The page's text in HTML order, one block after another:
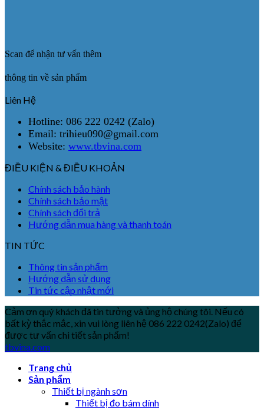
Scan để nhận tư vấn thêm
thông tin về sản phẩm
Liên Hệ
Hotline: 086 222 0242 (Zalo)
Email: trihieu090@gmail.com
Website: www.tbvina.com
ĐIỀU KIỆN & ĐIỀU KHOẢN
Chính sách bảo hành
Chính sách bảo mật
Chính sách đổi trả
Hướng dẫn mua hàng và thanh toán
TIN TỨC
Thông tin sản phẩm
Hướng dẫn sử dụng
Tin tức cập nhật mới
Cảm ơn quý khách đã tin tưởng và ủng hộ chúng tôi. Nếu có
bất kỳ thắc mắc, xin vui lòng liên hệ 086 222 0242(Zalo) để
được tư vấn chi tiết sản phẩm!
tbvina.com
Trang chủ
Sản phẩm
Thiết bị ngành sơn
Thiết bị đo bám dính